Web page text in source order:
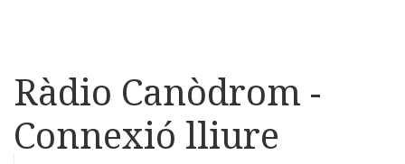
Ràdio Canòdrom -
Connexió lliure